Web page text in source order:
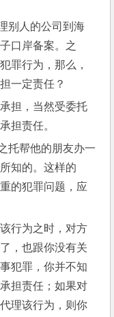
别人的公司到海
口岸备案。之
罪行为，那么，
一定责任？
担，当然受委托
担责任。
托帮他的朋友办一
知的。这样的
的犯罪问题，应
行为之时，对方
，也跟你没有关
犯罪，你并不知
担责任；如果对
理该行为，则你